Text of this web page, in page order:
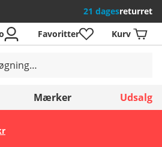
21 dagesreturret
Favoritter Kurv
Mærker Udsalg